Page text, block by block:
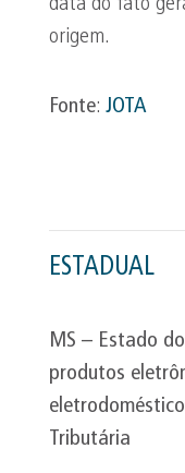
data do fato
origem.
Fonte: JOTA
ESTADUAL
MS – Estado
produtos
Tributária